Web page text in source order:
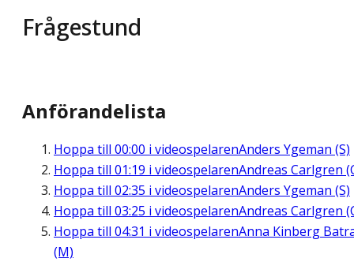
Frågestund
Anförandelista
Hoppa till 00:00 i videospelarenAnders Ygeman (S)
Hoppa till 01:19 i videospelarenAndreas Carlgren
Hoppa till 02:35 i videospelarenAnders Ygeman (S)
Hoppa till 03:25 i videospelarenAndreas Carlgren
Hoppa till 04:31 i videospelarenAnna Kinberg
(M)